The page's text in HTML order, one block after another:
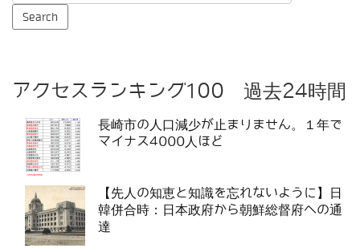
アクセスランキング100 過去24時間
長崎市の人口減少が止まりません。１年で
マイナス4000人ほど
【先人の知恵と知識を忘れないように】日
韓併合時：日本政府から朝鮮総督府への通
達